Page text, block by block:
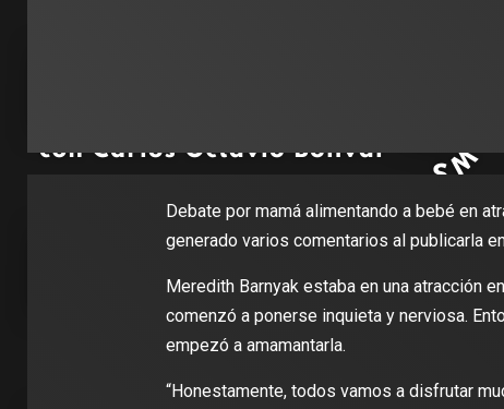
Debate por mamá alimentando a bebé en
generado varios comentarios al publicarla
Meredith Barnyak estaba en una atracción
comenzó a ponerse inquieta y nerviosa.
empezó a amamantarla.
“Honestamente, todos vamos a disfrutar